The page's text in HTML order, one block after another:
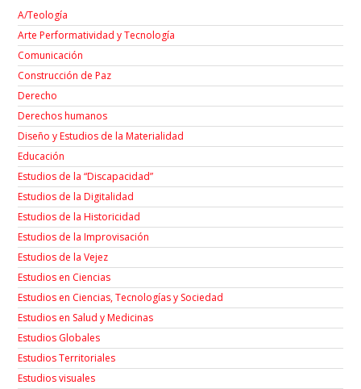
A/Teología
Arte Performatividad y Tecnología
Comunicación
Construcción de Paz
Derecho
Derechos humanos
Diseño y Estudios de la Materialidad
Educación
Estudios de la “Discapacidad”
Estudios de la Digitalidad
Estudios de la Historicidad
Estudios de la Improvisación
Estudios de la Vejez
Estudios en Ciencias
Estudios en Ciencias, Tecnologías y Sociedad
Estudios en Salud y Medicinas
Estudios Globales
Estudios Territoriales
Estudios visuales